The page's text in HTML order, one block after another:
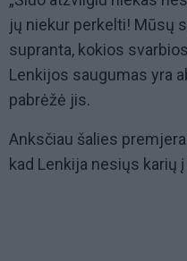
jų niekur perkelti! Mūsų
supranta, kokios
Lenkijos saugumas yra
pabrėžė jis.
Anksčiau šalies
kad Lenkija nesiųs karių į